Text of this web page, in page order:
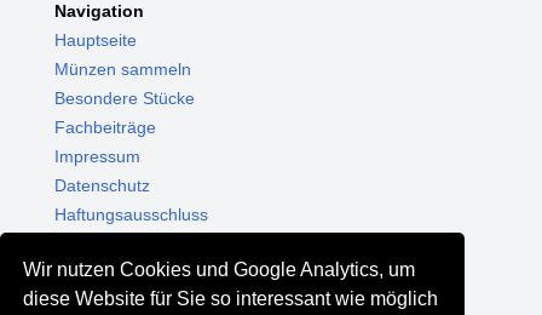
Wir nutzen Cookies und Google Analytics, um
diese Website für Sie so interessant wie möglich
Navigation
Hauptseite
Münzen sammeln
Besondere Stücke
Fachbeiträge
Impressum
Datenschutz
Haftungsausschluss
Shop - Online kaufen
Münzgalerie München